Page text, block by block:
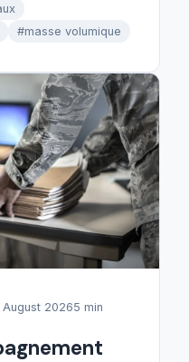
#masse volumique
August 20265 min